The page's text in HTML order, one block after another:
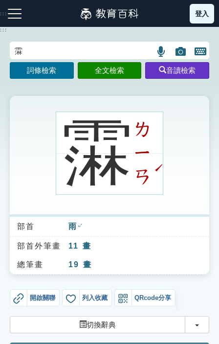
到
主
:::
注音索引圖示 筆畫索引圖示 部首索引表圖示
索引選單
知識索引
單字索引
登入
:::
語
言
搜
示
圖
片
搜
開
鍵
圖
詞條檢索 全文檢索 音讀檢索
䨬ㄌ
ㄧ
ㄢ
ˊ
部首 雨 ㄩˇ
部首外筆畫 11 畫
總筆畫 19 畫
開啟關聯 列入收藏 QRcode分享
切換辭典 切換